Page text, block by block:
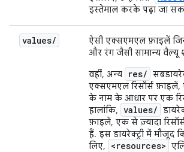
इस्तेमाल करके पढ़ा जा
values/
ऐसी एक्सएमएल फ़ाइलें
और रंग जैसी सामान्य वैल्यू
वहीं, अन्य
res/
एक्सएमएल रिसॉर्स
के नाम के आधार पर एक
हालांकि, values/
फ़ाइलें, एक से ज़्यादा
हैं. इस डायरेक्ट्री में मौजूद
लिए,
<resources>